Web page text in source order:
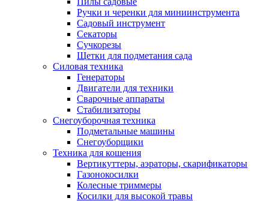
Ручки и черенки для миниинструмента
Садовый инструмент
Секаторы
Сучкорезы
Щетки для подметания сада
Силовая техника
Генераторы
Двигатели для техники
Сварочные аппараты
Стабилизаторы
Снегоуборочная техника
Подметальные машины
Снегоуборщики
Техника для кошения
Вертикуттеры, аэраторы, скарификаторы
Газонокосилки
Колесные триммеры
Косилки для высокой травы